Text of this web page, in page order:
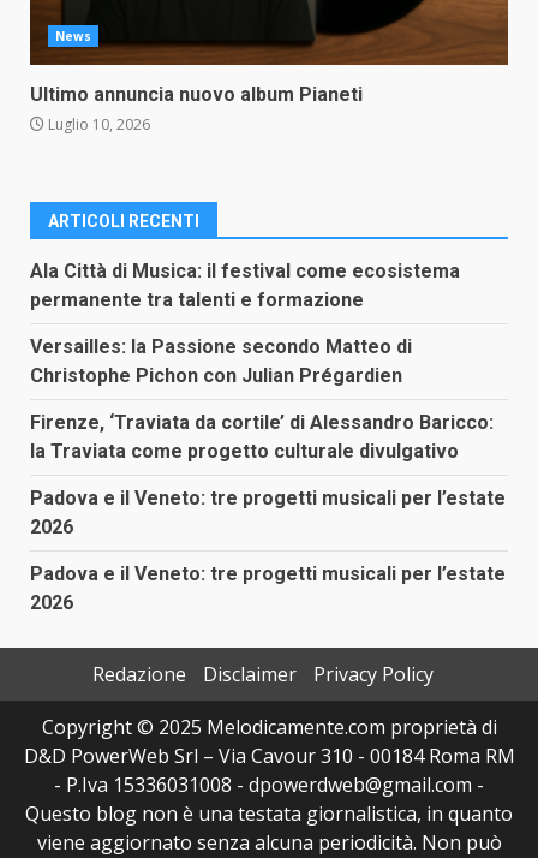
News
Ultimo annuncia nuovo album Pianeti
Luglio 10, 2026
ARTICOLI RECENTI
Ala Città di Musica: il festival come ecosistema
permanente tra talenti e formazione
Versailles: la Passione secondo Matteo di
Christophe Pichon con Julian Prégardien
Firenze, ‘Traviata da cortile’ di Alessandro Baricco:
la Traviata come progetto culturale divulgativo
Padova e il Veneto: tre progetti musicali per l’estate
2026
Padova e il Veneto: tre progetti musicali per l’estate
2026
Redazione Disclaimer
Privacy Policy
Copyright © 2025 Melodicamente.com proprietà di
D&D PowerWeb Srl – Via Cavour 310 - 00184 Roma RM
- P.Iva 15336031008 - dpowerdweb@gmail.com -
Questo blog non è una testata giornalistica, in quanto
viene aggiornato senza alcuna periodicità. Non può